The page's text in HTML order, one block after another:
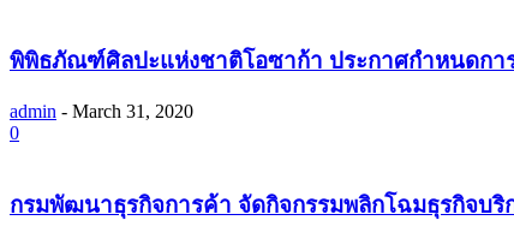
พิพิธภัณฑ์ศิลปะแห่งชาติโอซาก้า ประกาศกำหนดกา
admin - March 31, 2020
0
กรมพัฒนาธุรกิจการค้า จัดกิจกรรมพลิกโฉมธุรกิจบริ